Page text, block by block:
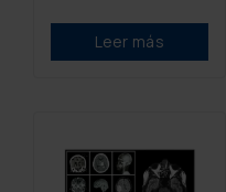
Leer más